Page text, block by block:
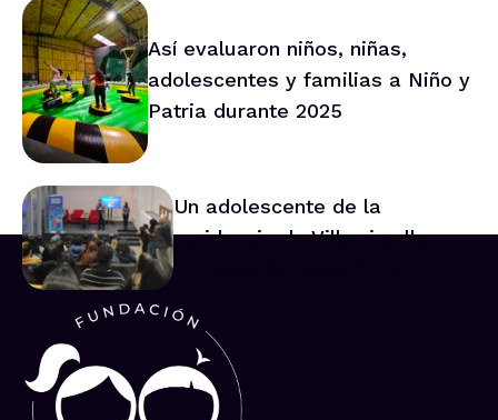
Así evaluaron niños, niñas,
adolescentes y familias a Niño y
Patria durante 2025
Un adolescente de la
residencia de Villarrica lleva